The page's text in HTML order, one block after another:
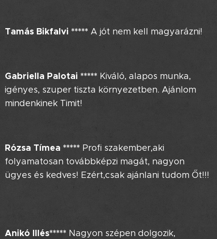
Tamás Bikfalvi ***** A jót nem kell magyarázni!
Gabriella Palotai ***** Kiváló, alapos munka,
igényes, szuper tiszta környezetben. Ajánlom
mindenkinek Timit!
Rózsa Tímea ***** Profi szakember,aki
folyamatosan továbbképzi magát, nagyon
ügyes és kedves! Ezért,csak ajánlani tudom Őt!!!
Anikó Illés***** Nagyon szépen dolgozik,